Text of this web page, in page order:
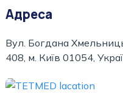
Адреса
Вул. Богдана
408, м. Київ 01054,